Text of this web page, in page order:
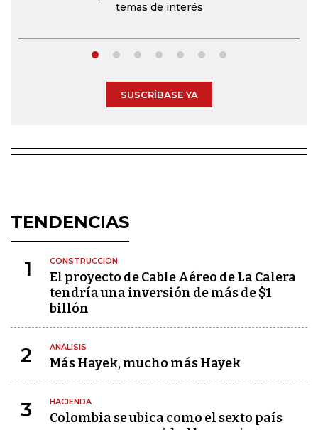
temas de interés
SUSCRÍBASE YA
TENDENCIAS
1 CONSTRUCCIÓN
El proyecto de Cable Aéreo de La Calera
tendría una inversión de más de $1
billón
2 ANÁLISIS
Más Hayek, mucho más Hayek
3 HACIENDA
Colombia se ubica como el sexto país